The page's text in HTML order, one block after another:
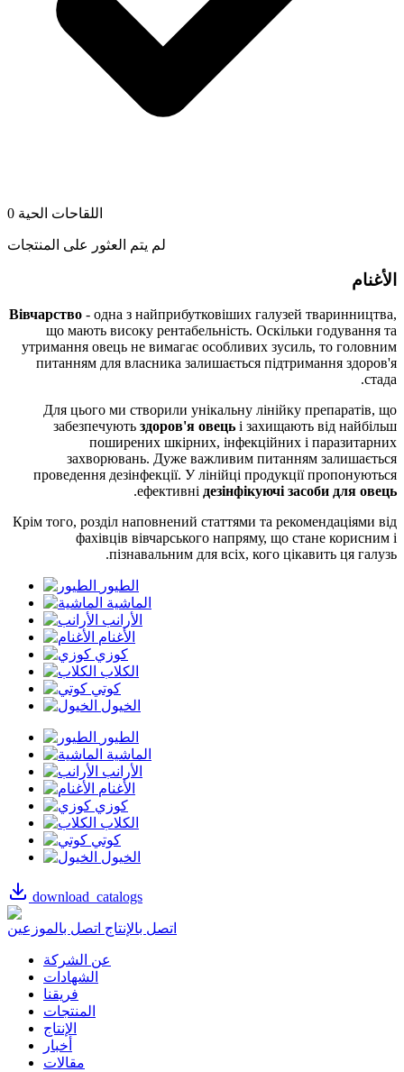
اللقاحات الحية 0
لم يتم العثور على المنتجات
الأغنام
Вівчарство - одна з найприбутковіших галузей тваринництва,
що мають високу рентабельність. Оскільки годування та
утримання овець не вимагає особливих зусиль, то головним
питанням для власника залишається підтримання здоров'я
стада.
Для цього ми створили унікальну лінійку препаратів, що
забезпечують здоров'я овець і захищають від найбільш
поширених шкірних, інфекційних і паразитарних
захворювань. Дуже важливим питанням залишається
проведення дезінфекції. У лінійці продукції пропонуються
ефективні дезінфікуючі засоби для овець
.
Крім того, розділ наповнений статтями та рекомендаціями від
фахівців вівчарського напряму, що стане корисним і
пізнавальним для всіх, кого цікавить ця галузь.
الطيور
الماشية
الأرانب
الأغنام
كوزي
الكلاب
كوتي
الخيول
الطيور
الماشية
الأرانب
الأغنام
كوزي
الكلاب
كوتي
الخيول
download_catalogs
اتصل بالإنتاج اتصل بالموزعين
عن الشركة
الشهادات
فريقنا
المنتجات
الإنتاج
أخبار
مقالات